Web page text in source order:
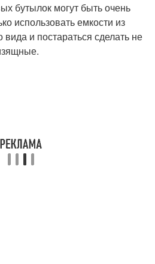
бутылок могут быть очень
использовать емкости из
вида и постараться сделать не